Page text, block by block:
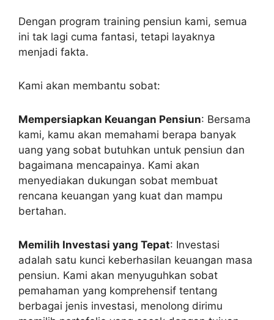
Dengan program training pensiun kami, semua
ini tak lagi cuma fantasi, tetapi layaknya
menjadi fakta.
Kami akan membantu sobat:
Mempersiapkan Keuangan Pensiun: Bersama
kami, kamu akan memahami berapa banyak
uang yang sobat butuhkan untuk pensiun dan
bagaimana mencapainya. Kami akan
menyediakan dukungan sobat membuat
rencana keuangan yang kuat dan mampu
bertahan.
Memilih Investasi yang Tepat: Investasi
adalah satu kunci keberhasilan keuangan masa
pensiun. Kami akan menyuguhkan sobat
pemahaman yang komprehensif tentang
berbagai jenis investasi, menolong dirimu